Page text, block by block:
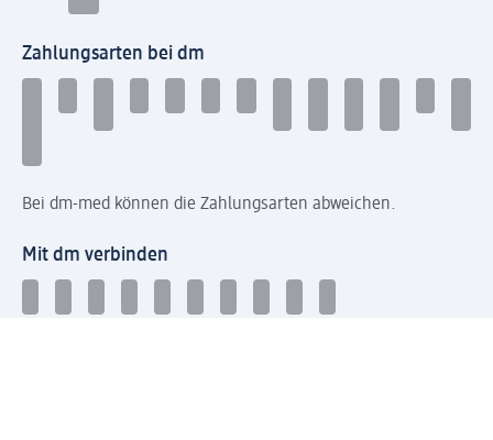
Zahlungsarten bei dm
Bei dm-med können die Zahlungsarten abweichen.
Mit dm verbinden